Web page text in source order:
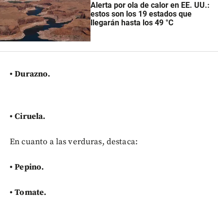
Alerta por ola de calor en EE. UU.:
estos son los 19 estados que
llegarán hasta los 49 °C
• Durazno.
• Ciruela.
En cuanto a las verduras, destaca:
•Pepino.
•Tomate.